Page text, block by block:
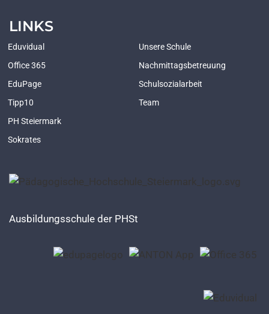
LINKS
Eduvidual
Office 365
EduPage
Tipp10
PH Steiermark
Sokrates
Unsere Schule
Nachmittagsbetreuung
Schulsozialarbeit
Team
Ausbildungsschule der PHSt